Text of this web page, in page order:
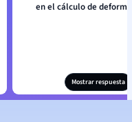
en el cálculo de
Mostrar respuesta